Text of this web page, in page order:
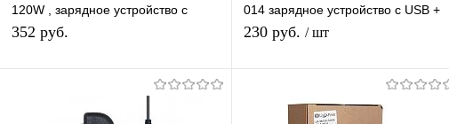
120W , зарядное устройство с
USB-A, белый цвет
352 руб.
Подписаться
014 зарядное устройство с USB +
кабель Iphone 1,2 м черный
230 руб. / шт